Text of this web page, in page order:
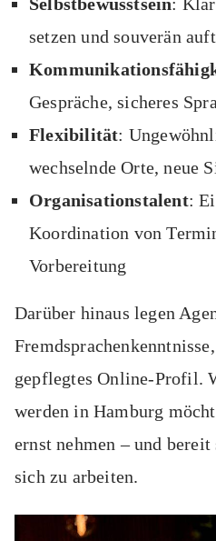
setzen und souverän
Gespräche, sicheres
Flexibilität:
wechselnde Orte, neue
Organisationstalent:
Koordination von
Vorbereitung
Darüber hinaus legen
gepflegtes Online-Profil.
werden in Hamburg
ernst nehmen – und
sich zu arbeiten.